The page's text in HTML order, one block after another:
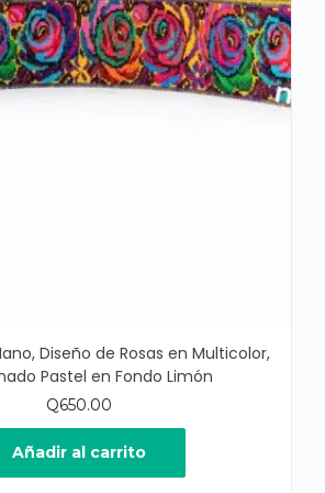
Diseño de Rosas en Multicolor,
Pastel en Fondo Limón
Q650.00
Añadir al carrito